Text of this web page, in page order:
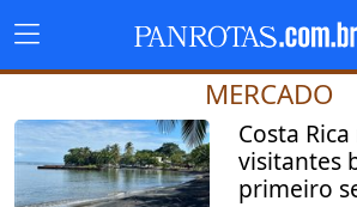
MERCADO
Costa
visitantes
primeiro